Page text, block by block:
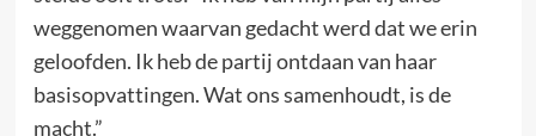
weggenomen waarvan gedacht werd dat we erin
geloofden. Ik heb de partij ontdaan van haar
basisopvattingen. Wat ons samenhoudt, is de
macht.”